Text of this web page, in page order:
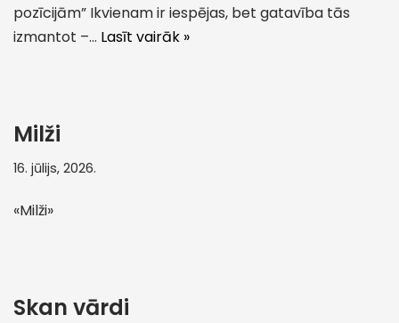
pozīcijām” Ikvienam ir iespējas, bet gatavība tās
izmantot –… Lasīt vairāk »
Milži
16. jūlijs, 2026.
«Milži»
Skan vārdi